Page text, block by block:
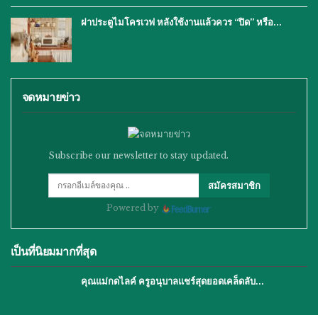
ฝาประตูไมโครเวฟ หลังใช้งานแล้วควร “ปิด” หรือ…
จดหมายข่าว
Subscribe our newsletter to stay updated.
สมัครสมาชิก
Powered by
เป็นที่นิยมมากที่สุด
คุณแม่กดไลค์ ครูอนุบาลแชร์สุดยอดเคล็ดลับ…